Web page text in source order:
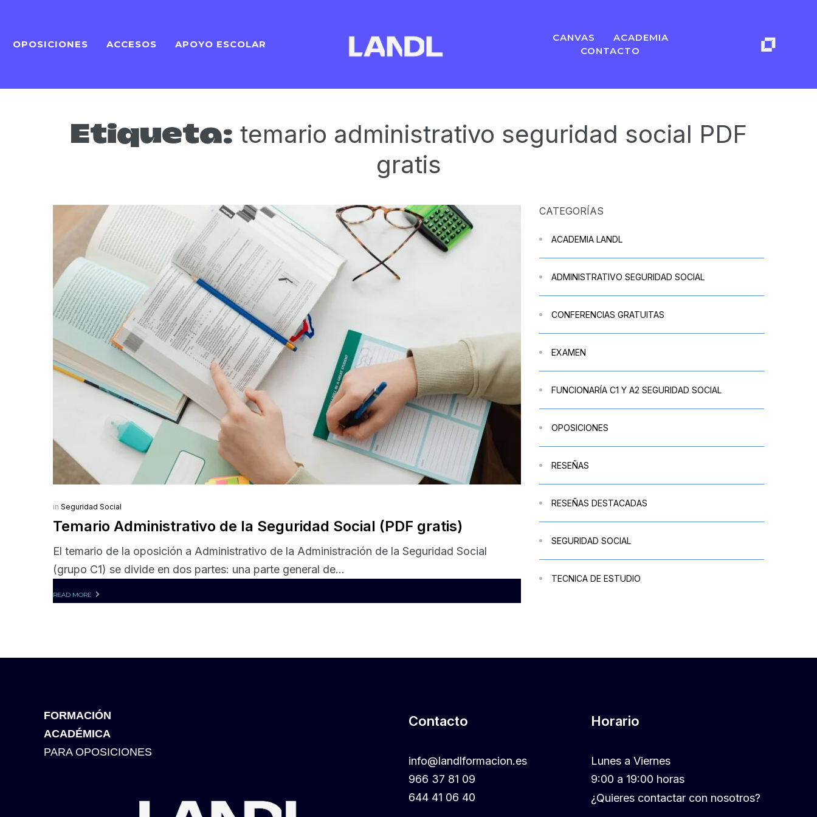
OPOSICIONES ACCESOS APOYO ESCOLAR
CANVAS
ACADEMIA
CONTACTO
Etiqueta: temario administrativo seguridad social PDF
gratis
in Seguridad Social
Temario Administrativo de la Seguridad Social (PDF gratis)
El temario de la oposición a Administrativo de la Administración de la Seguridad Social
(grupo C1) se divide en dos partes: una parte general de...
READ MORE
CATEGORÍAS
ACADEMIA LANDL
ADMINISTRATIVO SEGURIDAD SOCIAL
CONFERENCIAS GRATUITAS
EXAMEN
FUNCIONARÍA C1 Y A2 SEGURIDAD SOCIAL
OPOSICIONES
RESEÑAS
RESEÑAS DESTACADAS
SEGURIDAD SOCIAL
TECNICA DE ESTUDIO
FORMACIÓN
ACADÉMICA
PARA OPOSICIONES
Contacto
info@landlformacion.es
966 37 81 09
644 41 06 40
Horario
Lunes a Viernes
9:00 a 19:00 horas
¿Quieres contactar con nosotros?